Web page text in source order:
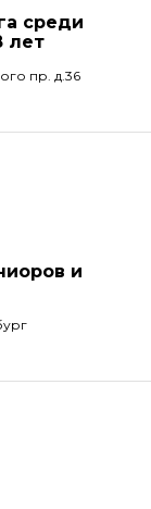
среди
лет
пр. д.36
и